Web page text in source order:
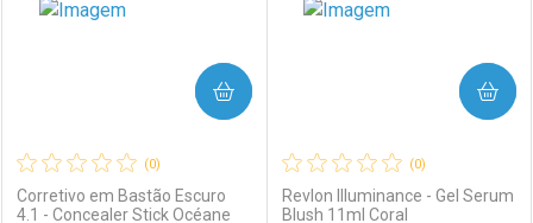
(0)
Corretivo em Bastão Escuro
4.1 - Concealer Stick Océane
COMPRAR
(0)
Revlon Illuminance - Gel Serum
Blush 11ml Coral
COMPRAR